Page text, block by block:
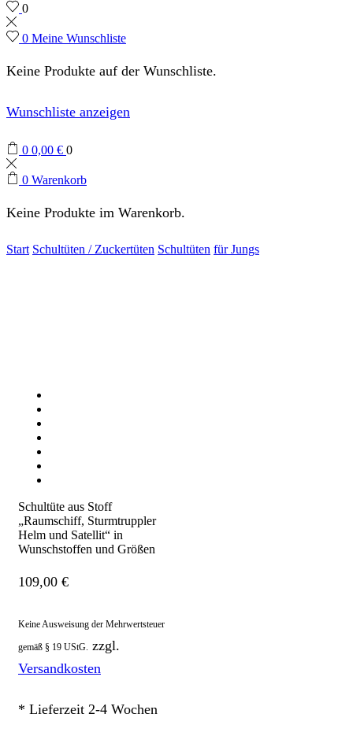
0
0 Meine Wunschliste
Keine Produkte auf der Wunschliste.
Wunschliste anzeigen
0 0,00 € 0
0 Warenkorb
Keine Produkte im Warenkorb.
Start Schultüten / Zuckertüten Schultüten für Jungs
Schultüte aus Stoff
„Raumschiff, Sturmtruppler
Helm und Satellit“ in
Wunschstoffen und Größen
109,00 €
Keine Ausweisung der Mehrwertsteuer
gemäß § 19 UStG. zzgl.
Versandkosten
* Lieferzeit 2-4 Wochen